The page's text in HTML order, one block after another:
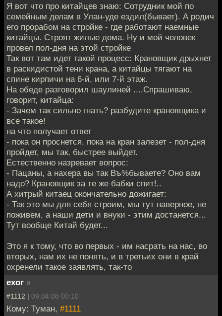
Я вот что про китайцев знаю: Сотрудник мой по
семейным делам в Улан-уде ездил(бывает). А родич
его прорабом на стройке - где работают наемные
китайцы. Строят жилые дома. Ну и мой человек
провел пол-дня на этой стройке
Так вот там идет такой процесс: Крановщик дрыхнет
в раскидистой тени крана, а китайцы тягают на
спине кирпичи на 6-й, или 7-й этаж.
На обеде разговорил шаулиней ....Спрашиваю,
говорит, китайца:
- Зачем так сильно гнать? разбудите крановщика и
все такое!
на что получает ответ
- пока он проснется, пока на кран залезет - пол-дня
пройдет, мы так, быстрее выйдет.
Естественно назревает вопрос:
- Пацаны, а нахера вы так Въ%бываете? Оно вам
надо? Крановщик за те же бабки спит!..
А хитрый китаец окончательно дожигает:
- Так это мы для себя строим, мы тут наверное, не
поживем, а наши дети и внуки - этим достанется...
Тут вообще Китай будет...
Это я к тому, что во первых - им насрать на нас, во
вторых, нам их не понять, и в третьих они в край
охренели такое заявлять, так-то
exor »
#1112 | 09.04.08 00:10
Кому: Туман, #1111